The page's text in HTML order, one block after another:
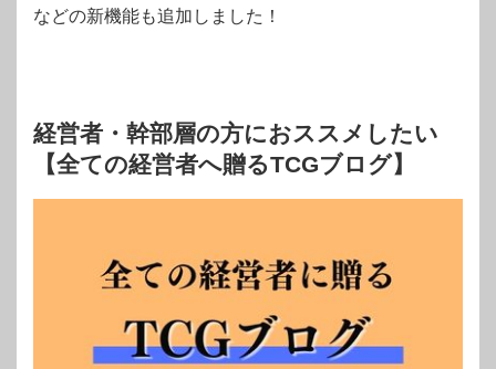
などの新機能も追加しました！
経営者・幹部層の方におススメしたい
【全ての経営者へ贈るTCGブログ】